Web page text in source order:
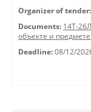
Organizer of tender:
Documents: 14Т-
объекте и
Deadline: 08/12/